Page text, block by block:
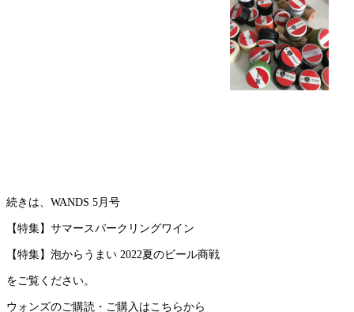
続きは、WANDS 5月号
【特集】サマースパークリングワイン
【特集】泡からうまい 2022夏のビール商戦
をご覧ください。
ウォンズのご購読・ご購入はこちらから